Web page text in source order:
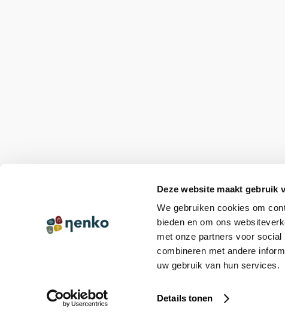
Deze website maakt gebruik
We gebruiken cookies om
bieden en om ons
met onze partners voor
combineren met andere
uw gebruik van hun services.
Details tonen
© Copyright 2026 Nenko Online Identity & Solutions